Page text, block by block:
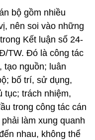
bộ gồm nhiều
nên soi vào những
Kết luận số 24-
TW. Đó là công tác
tạo nguồn; luân
bố trí, sử dụng,
tục; trách nhiệm,
trong công tác cán
làm xung quanh
nhau, không thể